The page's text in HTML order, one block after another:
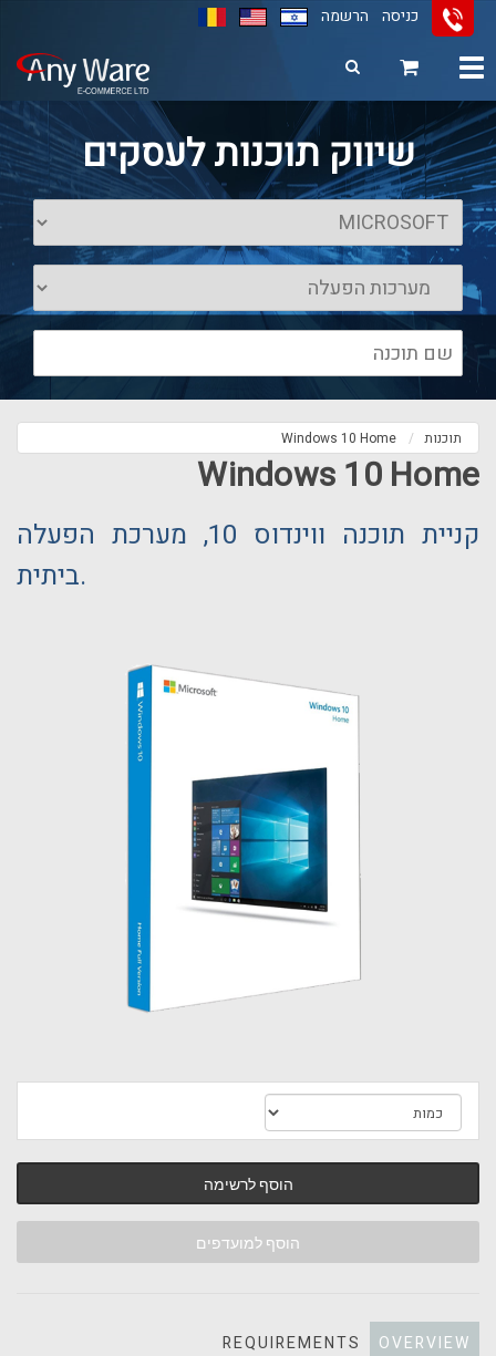
11
12
13
כניסה הרשמה
Toggle
שיווק תוכנות לעסקים
תוכנות
Windows 10 Home
קניית תוכנה ווינדוס 10, מערכת הפעלה
ביתית.
הוסף לרשימה
הוסף למועדפים
OVERVIEW
REQUIREMENTS